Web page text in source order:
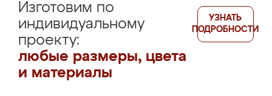
Изготовим по
индивидуальному
проекту:
любые размеры, цвета
и материалы
УЗНАТЬ
ПОДРОБНОСТИ